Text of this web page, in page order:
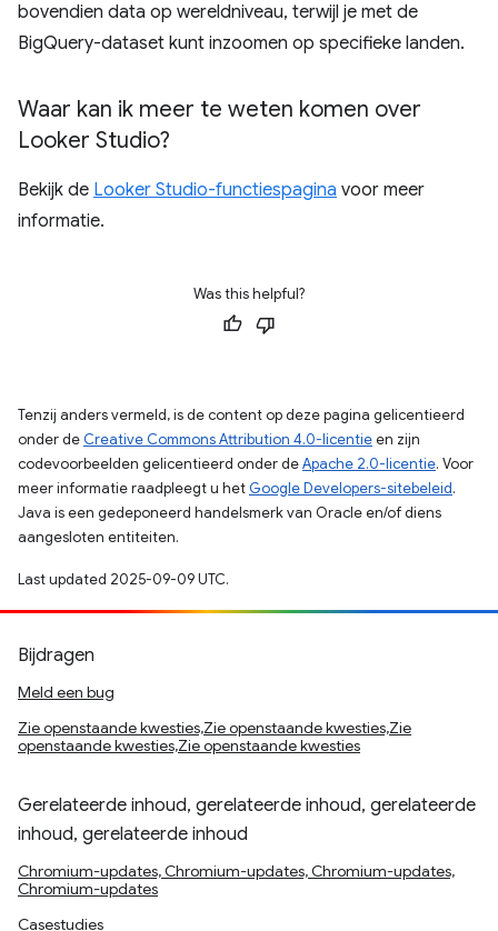
bovendien data op wereldniveau, terwijl je met de
BigQuery-dataset kunt inzoomen op specifieke landen.
Waar kan ik meer te weten komen over
Looker Studio?
Bekijk de Looker Studio-functiespagina voor meer
informatie.
Was this helpful?
Tenzij anders vermeld, is de content op deze pagina gelicentieerd
onder de Creative Commons Attribution 4.0-licentieen zijn
codevoorbeelden gelicentieerd onder deApache 2.0-licentie. Voor
meer informatie raadpleegt u het Google Developers-sitebeleid.
Java is een gedeponeerd handelsmerk van Oracle en/of diens
aangesloten entiteiten.
Last updated 2025-09-09 UTC.
Bijdragen
Meld een bug
Zie openstaande kwesties,Zie openstaande kwesties,Zie
openstaande kwesties,Zie openstaande kwesties
Gerelateerde inhoud, gerelateerde inhoud, gerelateerde
inhoud, gerelateerde inhoud
Chromium-updates, Chromium-updates, Chromium-updates,
Chromium-updates
Casestudies